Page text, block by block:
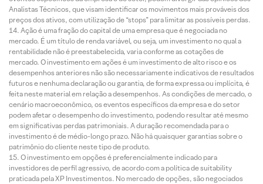
Analistas Técnicos, que visam identificar os movimentos mais prováveis dos
preços dos ativos, com utilização de “stops” para limitar as possíveis perdas.
Ação é uma fração do capital de uma empresa que é negociada no
mercado. É um título de renda variável, ou seja, um investimento no qual a
rentabilidade não é preestabelecida, varia conforme as cotações de
mercado. O investimento em ações é um investimento de alto risco e os
desempenhos anteriores não são necessariamente indicativos de resultados
futuros e nenhuma declaração ou garantia, de forma expressa ou implícita, é
feita neste material em relação a desempenhos. As condições de mercado, o
cenário macroeconômico, os eventos específicos da empresa e do setor
podem afetar o desempenho do investimento, podendo resultar até mesmo
em significativas perdas patrimoniais. A duração recomendada para o
investimento é de médio-longo prazo. Não há quaisquer garantias sobre o
patrimônio do cliente neste tipo de produto.
O investimento em opções é preferencialmente indicado para
investidores de perfil agressivo, de acordo com a política de suitability
praticada pela XP Investimentos. No mercado de opções, são negociados